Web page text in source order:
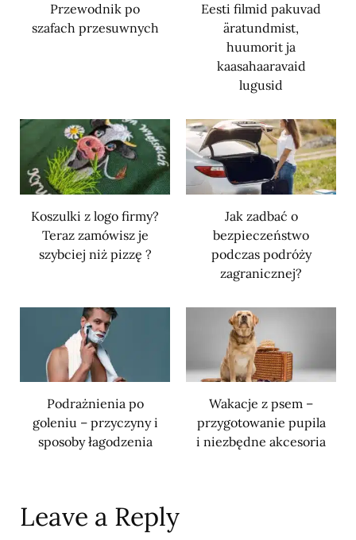
Przewodnik po
szafach przesuwnych
Eesti filmid pakuvad
äratundmist,
huumorit ja
kaasahaaravaid
lugusid
Koszulki z logo firmy?
Teraz zamówisz je
szybciej niż pizzę ?
Jak zadbać o
bezpieczeństwo
podczas podróży
zagranicznej?
Podrażnienia po
goleniu – przyczyny i
sposoby łagodzenia
Wakacje z psem –
przygotowanie pupila
i niezbędne akcesoria
Leave a Reply